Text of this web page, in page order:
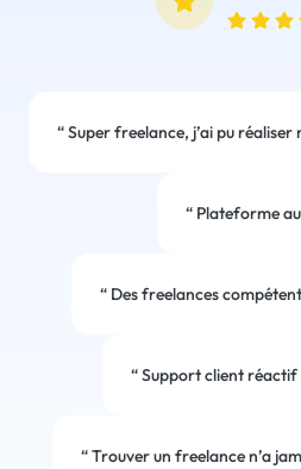
“Super freelance, j’ai pu
“Plateforme
“Des freelances
“Support client réactif
“Trouver un freelance n’a